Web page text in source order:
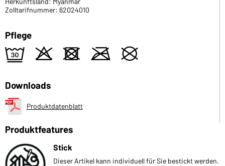
Zolltarifnummer: 62024010
Pflege
e o d m U
Downloads
Produktdatenblatt
Produktfeatures
Stick
Dieser Artikel kann individuell für Sie bestickt werden.